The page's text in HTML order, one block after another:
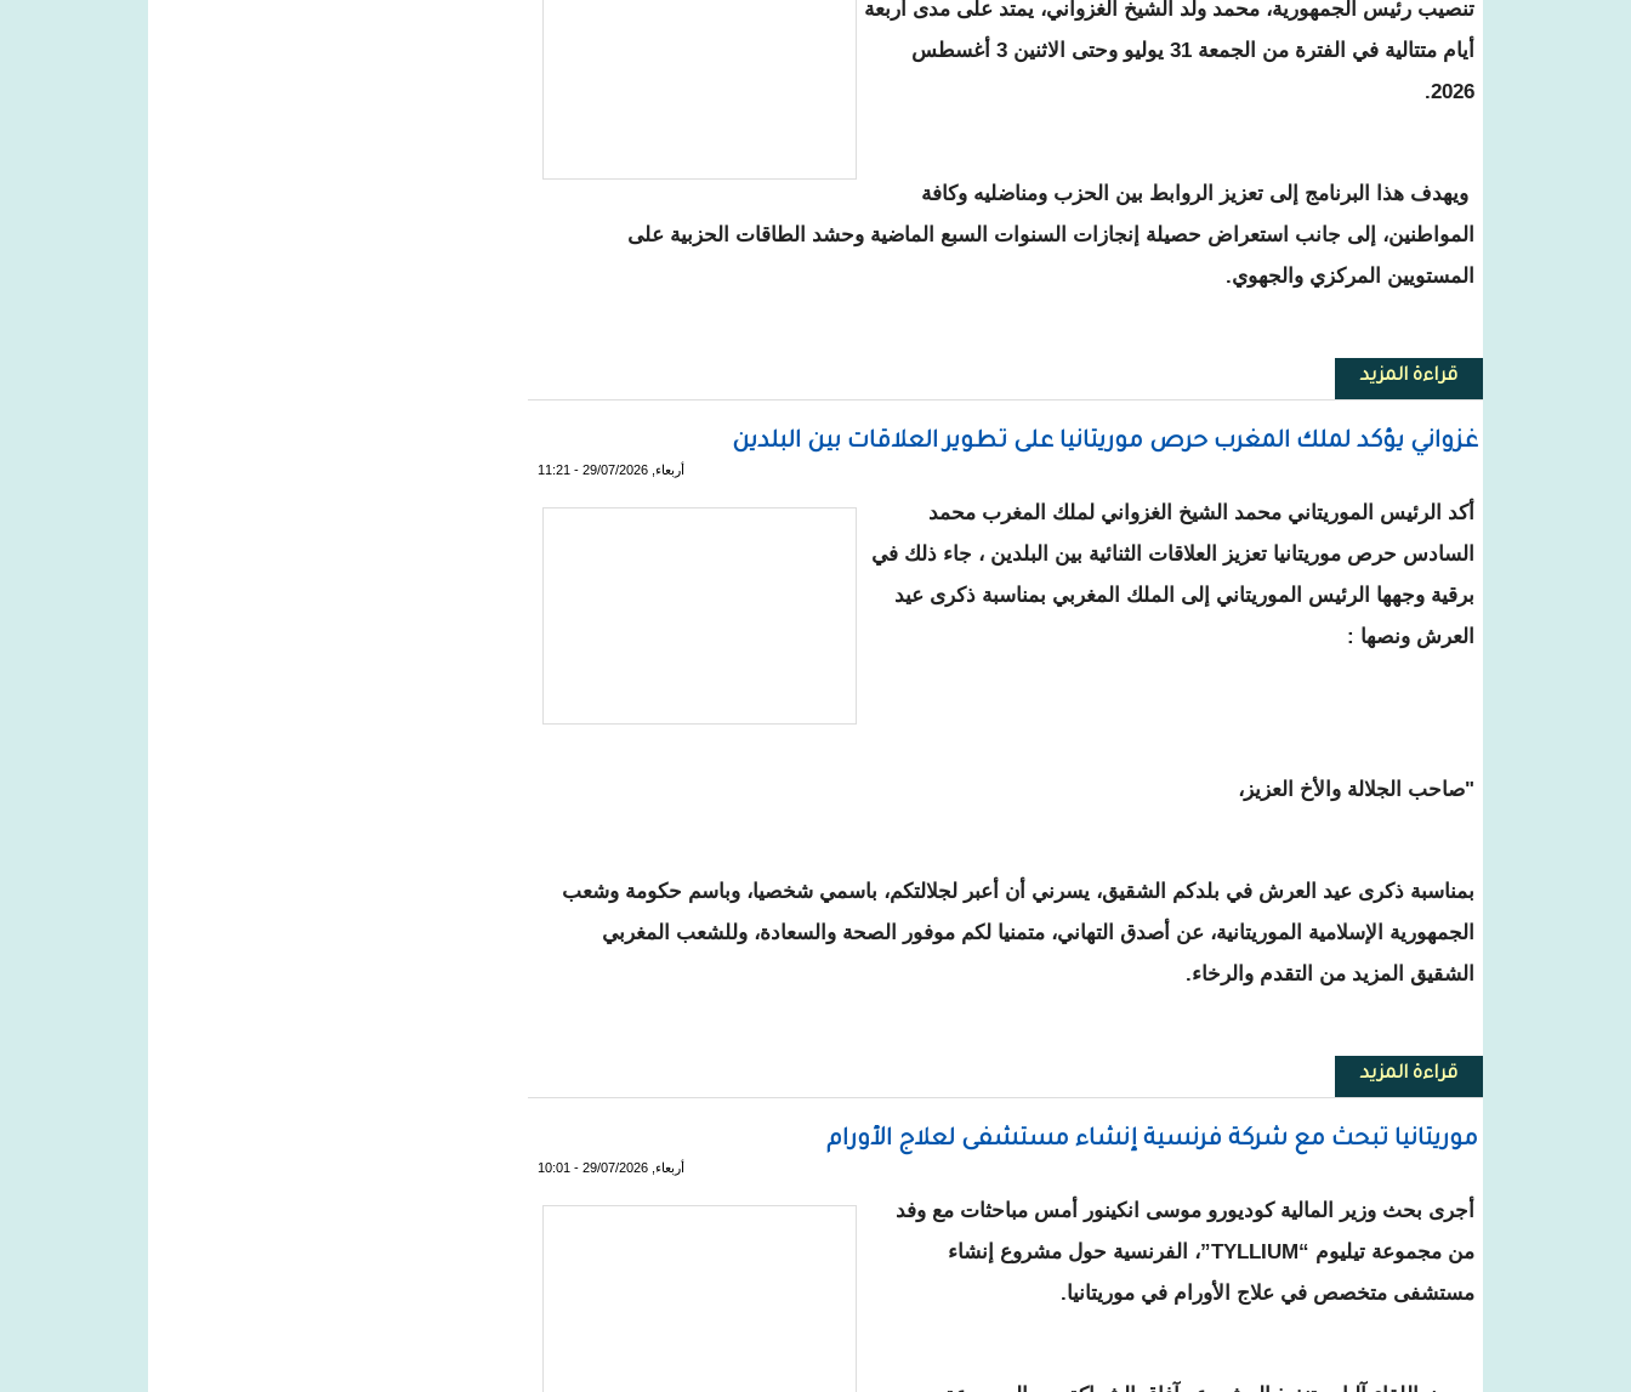
تنصيب رئيس الجمهورية، محمد ولد الشيخ الغزواني، يمتد على مدى أربعة
أيام متتالية في الفترة من الجمعة 31 يوليو وحتى الاثنين 3 أغسطس
2026.
ويهدف هذا البرنامج إلى تعزيز الروابط بين الحزب ومناضليه وكافة
المواطنين، إلى جانب استعراض حصيلة إنجازات السنوات السبع الماضية وحشد الطاقات الحزبية على
المستويين المركزي والجهوي.
قراءة المزيدحول حزب "الإنصاف" يعلن عن برنامج احتفالي تخليدا لذكرى تنصيب الرئيس غزواني
غزواني يؤكد لملك المغرب حرص موريتانيا على تطوير العلاقات بين البلدين
أربعاء, 29/07/2026 - 11:21
أكد الرئيس الموريتاني محمد الشيخ الغزواني لملك المغرب محمد
السادس حرص موريتانيا تعزيز العلاقات الثنائية بين البلدين ، جاء ذلك في
برقية وجهها الرئيس الموريتاني إلى الملك المغربي بمناسبة ذكرى عيد
العرش ونصها :
"صاحب الجلالة والأخ العزيز،
بمناسبة ذكرى عيد العرش في بلدكم الشقيق، يسرني أن أعبر لجلالتكم، باسمي شخصيا، وباسم حكومة وشعب
الجمهورية الإسلامية الموريتانية، عن أصدق التهاني، متمنيا لكم موفور الصحة والسعادة، وللشعب المغربي
الشقيق المزيد من التقدم والرخاء.
قراءة المزيدحول غزواني يؤكد لملك المغرب حرص موريتانيا على تطوير العلاقات بين البلدين
موريتانيا تبحث مع شركة فرنسية إنشاء مستشفى لعلاج الأورام
أربعاء, 29/07/2026 - 10:01
أجرى بحث وزير المالية كوديورو موسى انكينور أمس مباحثات مع وفد
من مجموعة تيليوم “TYLLIUM”، الفرنسية حول مشروع إنشاء
مستشفى متخصص في علاج الأورام في موريتانيا.